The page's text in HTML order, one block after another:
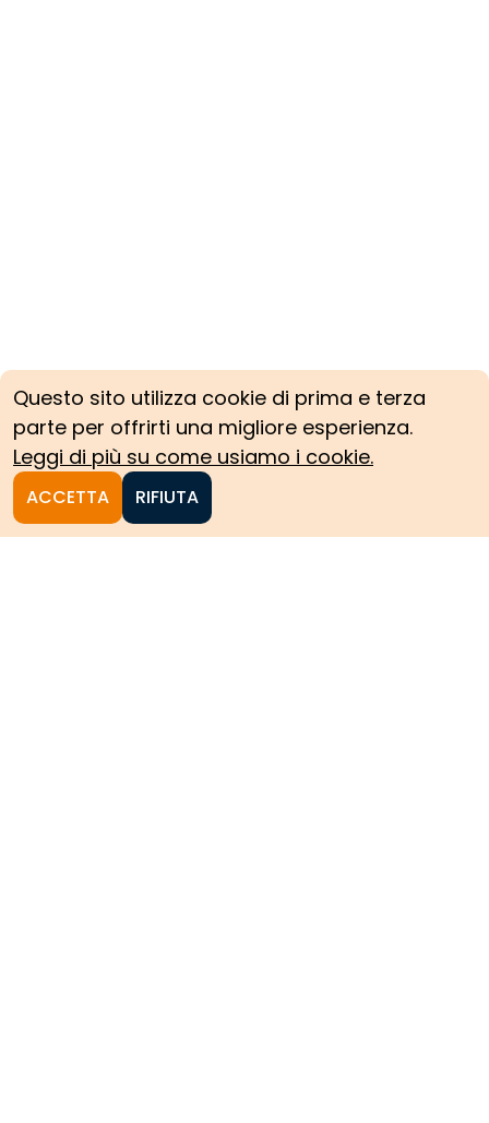
Questo sito utilizza cookie di prima e terza
parte per offrirti una migliore esperienza.
Leggi di più su come usiamo i cookie.
ACCETTA RIFIUTA